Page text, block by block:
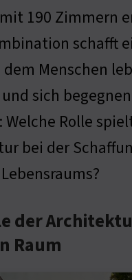
190 Zimmern
schafft
dem Menschen
sich
Welche Rolle
bei der
der
Raum